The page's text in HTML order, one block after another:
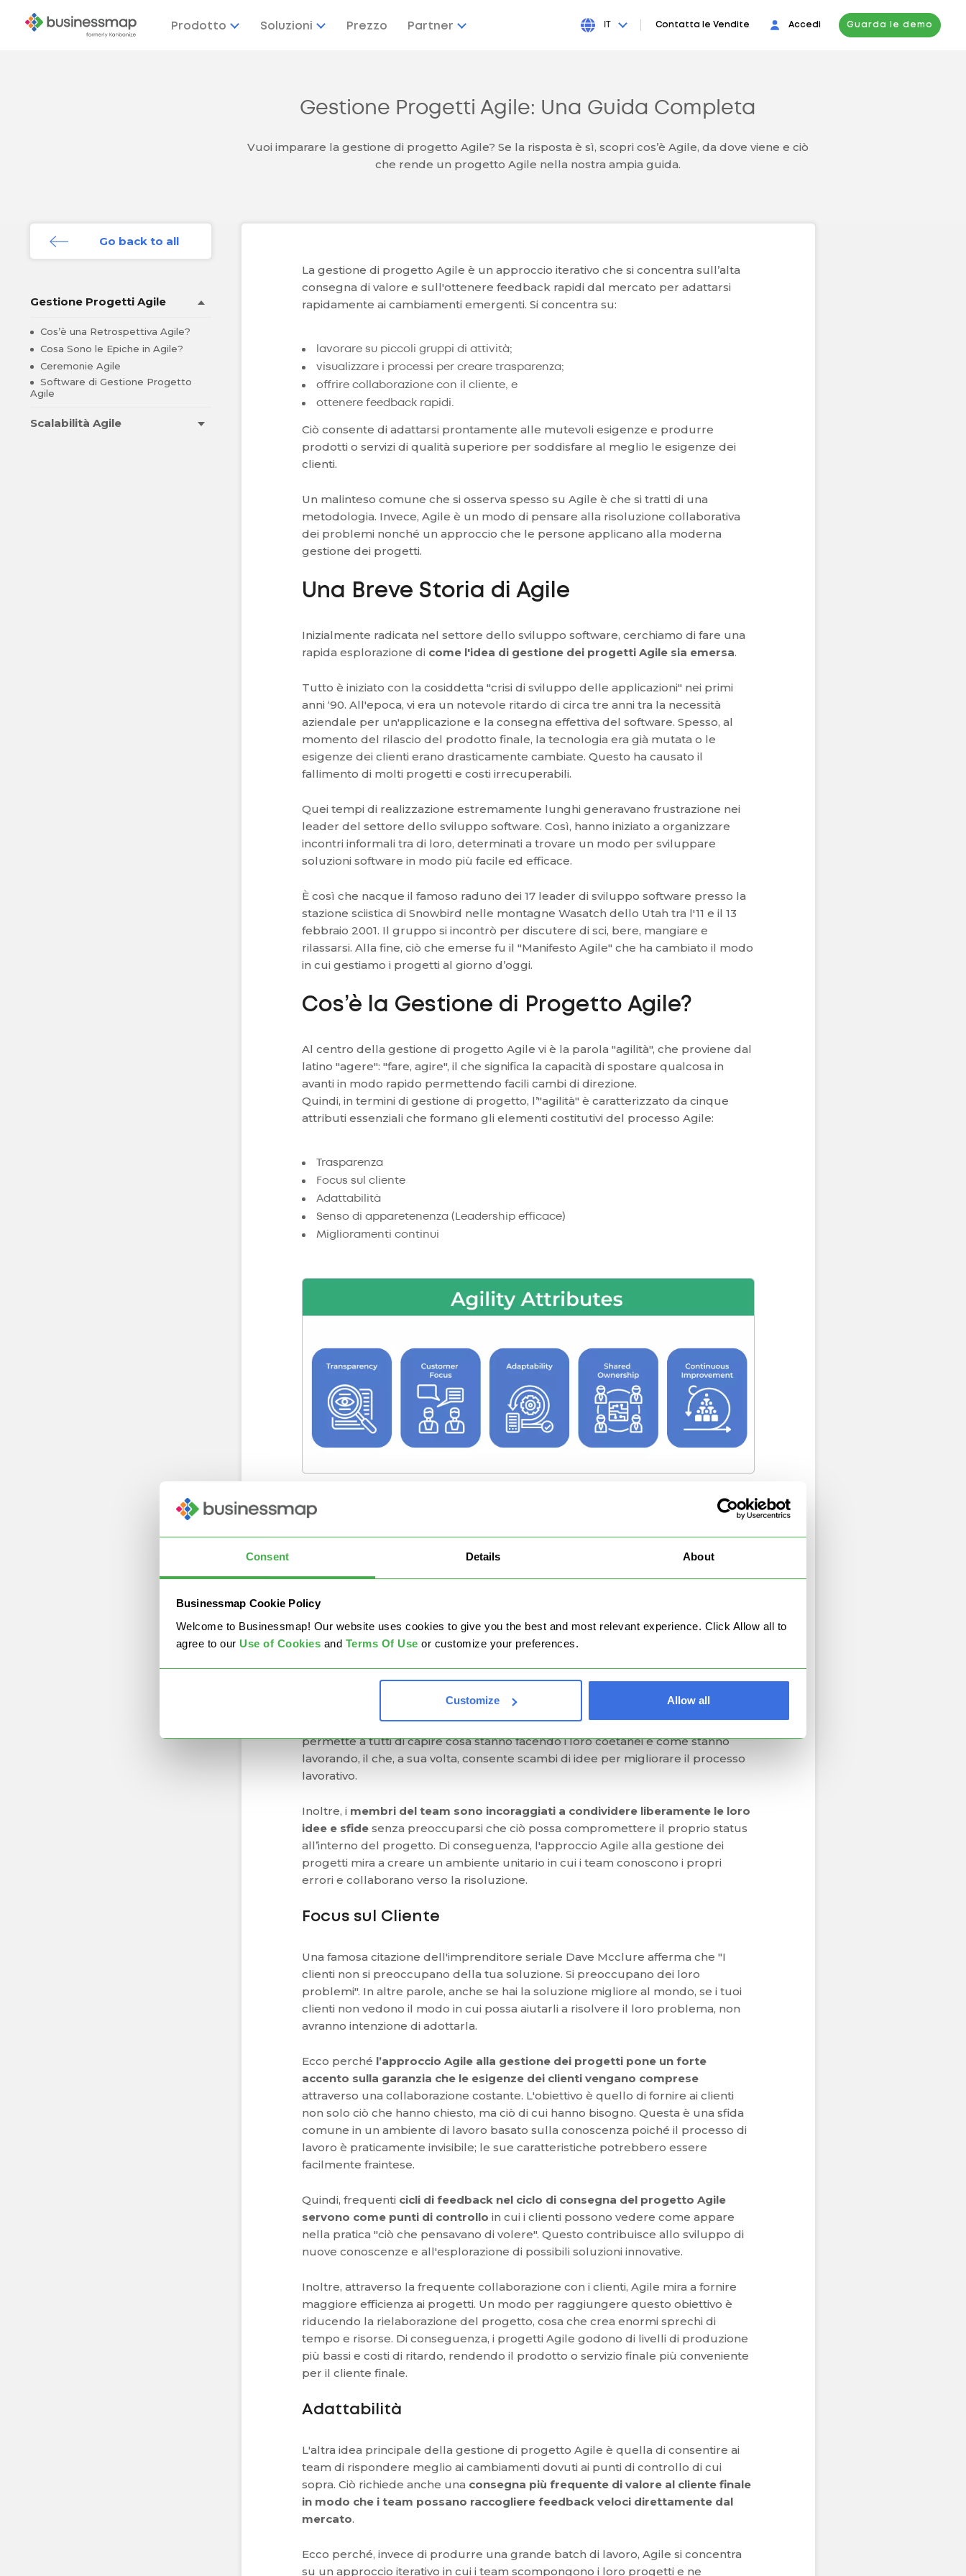
Consent Details About
Businessmap Cookie Policy
Welcome to Businessmap! Our website uses cookies to give you the best and most relevant experience. Click Allow all to
agree to our Use of Cookies and Terms Of Use or customize your preferences.
Customize Allow all
Prodotto Soluzioni Prezzo Partner Contatta le Vendite Accedi Guarda le demo
Gestione Progetti Agile: Una Guida Completa
Vuoi imparare la gestione di progetto Agile? Se la risposta è sì, scopri cos’è Agile, da dove viene e ciò
che rende un progetto Agile nella nostra ampia guida.
Go back to all
Gestione Progetti Agile
Cos’è una Retrospettiva Agile?
Cosa Sono le Epiche in Agile?
Ceremonie Agile
Software di Gestione Progetto
Agile
Scalabilità Agile
La gestione di progetto Agile è un approccio iterativo che si concentra sull’alta
consegna di valore e sull'ottenere feedback rapidi dal mercato per adattarsi
rapidamente ai cambiamenti emergenti. Si concentra su:
lavorare su piccoli gruppi di attività;
visualizzare i processi per creare trasparenza;
offrire collaborazione con il cliente, e
ottenere feedback rapidi.
Ciò consente di adattarsi prontamente alle mutevoli esigenze e produrre
prodotti o servizi di qualità superiore per soddisfare al meglio le esigenze dei
clienti.
Un malinteso comune che si osserva spesso su Agile è che si tratti di una
metodologia. Invece, Agile è un modo di pensare alla risoluzione collaborativa
dei problemi nonché un approccio che le persone applicano alla moderna
gestione dei progetti.
Una Breve Storia di Agile
Inizialmente radicata nel settore dello sviluppo software, cerchiamo di fare una
rapida esplorazione di come l'idea di gestione dei progetti Agile sia emersa.
Tutto è iniziato con la cosiddetta "crisi di sviluppo delle applicazioni" nei primi
anni ‘90. All'epoca, vi era un notevole ritardo di circa tre anni tra la necessità
aziendale per un'applicazione e la consegna effettiva del software. Spesso, al
momento del rilascio del prodotto finale, la tecnologia era già mutata o le
esigenze dei clienti erano drasticamente cambiate. Questo ha causato il
fallimento di molti progetti e costi irrecuperabili.
Quei tempi di realizzazione estremamente lunghi generavano frustrazione nei
leader del settore dello sviluppo software. Così, hanno iniziato a organizzare
incontri informali tra di loro, determinati a trovare un modo per sviluppare
soluzioni software in modo più facile ed efficace.
È così che nacque il famoso raduno dei 17 leader di sviluppo software presso la
stazione sciistica di Snowbird nelle montagne Wasatch dello Utah tra l'11 e il 13
febbraio 2001. Il gruppo si incontrò per discutere di sci, bere, mangiare e
rilassarsi. Alla fine, ciò che emerse fu il "Manifesto Agile" che ha cambiato il modo
in cui gestiamo i progetti al giorno d’oggi.
Cos’è la Gestione di Progetto Agile?
Al centro della gestione di progetto Agile vi è la parola "agilità", che proviene dal
latino "agere": "fare, agire", il che significa la capacità di spostare qualcosa in
avanti in modo rapido permettendo facili cambi di direzione.
Quindi, in termini di gestione di progetto, l’"agilità" è caratterizzato da cinque
attributi essenziali che formano gli elementi costitutivi del processo Agile:
Trasparenza
Focus sul cliente
Adattabilità
Senso di apparetenenza (Leadership efficace)
Miglioramenti continui
Trasparenza
Uno dei temi centrali della gestione di progetto Agile è la comprensione
condivisa del processo (inclusa la definizione di fatto) tra tutte le parti
interessate. Ciò richiede una maggiore trasparenza nel modo in cui i team
lavorano e comunicano tra di loro.
Nel contesto Agile, i membri condividono apertamente i loro progressi di
integrando strumenti informativi come leKanban boards. Questo
permette a tutti di capire cosa stanno facendo i loro coetanei e come stanno
lavorando, il che, a sua volta, consente scambi di idee per migliorare il processo
lavorativo.
Inoltre, i membri del team sono incoraggiati a condividere liberamente le loro
idee e sfide senza preoccuparsi che ciò possa compromettere il proprio status
all’interno del progetto. Di conseguenza, l'approccio Agile alla gestione dei
progetti mira a creare un ambiente unitario in cui i team conoscono i propri
errori e collaborano verso la risoluzione.
Focus sul Cliente
Una famosa citazione dell'imprenditore seriale Dave Mcclure afferma che "I
clienti non si preoccupano della tua soluzione. Si preoccupano dei loro
problemi". In altre parole, anche se hai la soluzione migliore al mondo, se i tuoi
clienti non vedono il modo in cui possa aiutarli a risolvere il loro problema, non
avranno intenzione di adottarla.
Ecco perché l’approccio Agile alla gestione dei progetti pone un forte
accento sulla garanzia che le esigenze dei clienti vengano comprese
attraverso una collaborazione costante. L'obiettivo è quello di fornire ai clienti
non solo ciò che hanno chiesto, ma ciò di cui hanno bisogno. Questa è una sfida
comune in un ambiente di lavoro basato sulla conoscenza poiché il processo di
lavoro è praticamente invisibile; le sue caratteristiche potrebbero essere
facilmente fraintese.
Quindi, frequenti cicli di feedback nel ciclo di consegna del progetto Agile
servono come punti di controllo in cui i clienti possono vedere come appare
nella pratica "ciò che pensavano di volere". Questo contribuisce allo sviluppo di
nuove conoscenze e all'esplorazione di possibili soluzioni innovative.
Inoltre, attraverso la frequente collaborazione con i clienti, Agile mira a fornire
maggiore efficienza ai progetti. Un modo per raggiungere questo obiettivo è
riducendo la rielaborazione del progetto, cosa che crea enormi sprechi di
tempo e risorse. Di conseguenza, i progetti Agile godono di livelli di produzione
più bassi e costi di ritardo, rendendo il prodotto o servizio finale più conveniente
per il cliente finale.
Adattabilità
L'altra idea principale della gestione di progetto Agile è quella di consentire ai
team di rispondere meglio ai cambiamenti dovuti ai punti di controllo di cui
sopra. Ciò richiede anche una consegna più frequente di valore al cliente finale
in modo che i team possano raccogliere feedback veloci direttamente dal
mercato.
Ecco perché, invece di produrre una grande batch di lavoro, Agile si concentra
su un approccio iterativo in cui i team scompongono i loro progetti e ne